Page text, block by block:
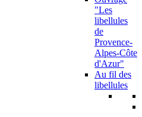
"Les
libellules
de
Provence-
Alpes-Côte
d'Azur"
Au fil des
libellules